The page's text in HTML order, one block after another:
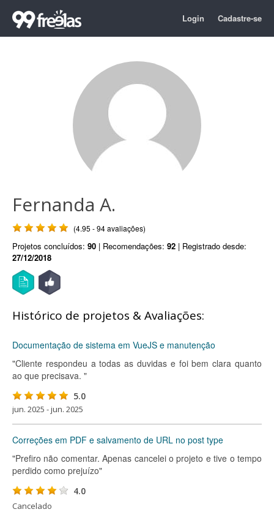
Login Cadastre-se
Fernanda A.
(4.95 - 94 avaliações)
Projetos concluídos: 90 | Recomendações: 92 | Registrado desde:
27/12/2018
Histórico de projetos & Avaliações:
Documentação de sistema em VueJS e manutenção
"Cliente respondeu a todas as duvidas e foi bem clara quanto
ao que precisava. "
5.0
jun. 2025 - jun. 2025
Correções em PDF e salvamento de URL no post type
"Prefiro não comentar. Apenas cancelei o projeto e tive o tempo
perdido como prejuízo"
4.0
Cancelado